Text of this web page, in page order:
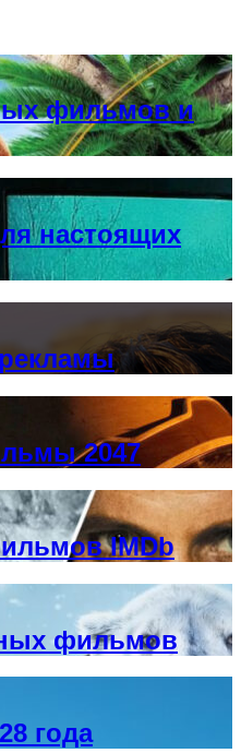
фильмов и
настоящих
2047
IMDb
фильмов
года